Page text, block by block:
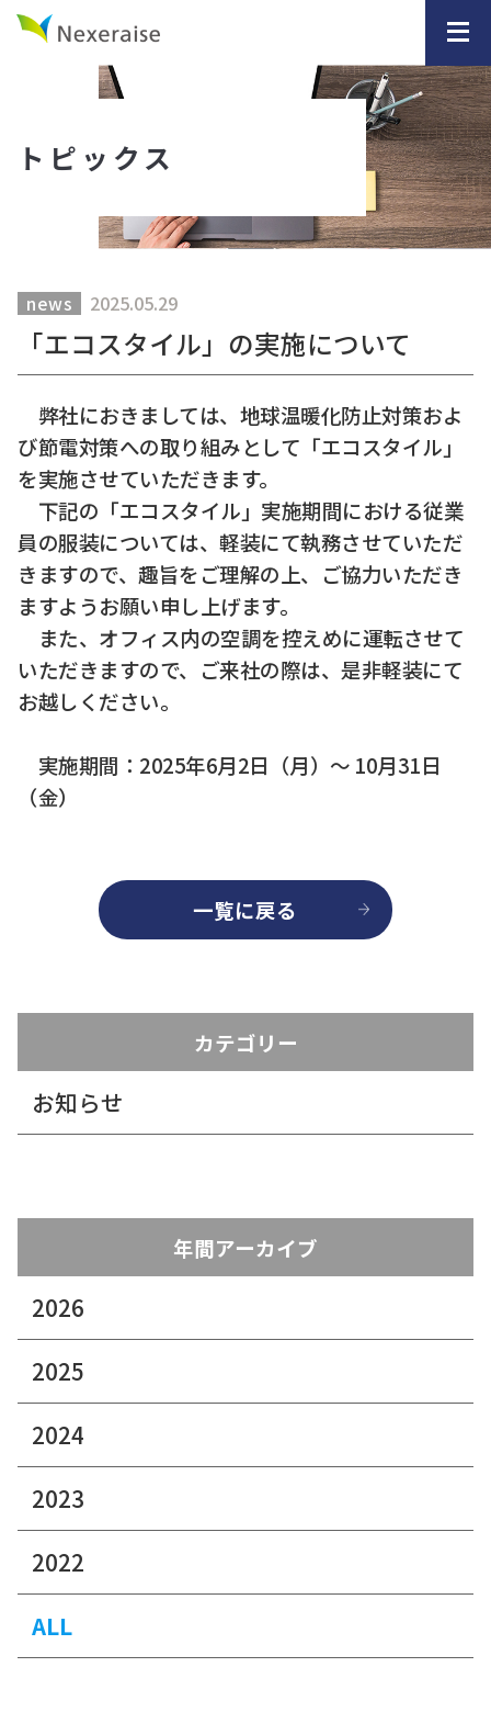
トピックス
news 2025.05.29
「エコスタイル」の実施について
弊社におきましては、地球温暖化防止対策およ
び節電対策への取り組みとして「エコスタイル」
を実施させていただきます。
下記の「エコスタイル」実施期間における従業
員の服装については、軽装にて執務させていただ
きますので、趣旨をご理解の上、ご協力いただき
ますようお願い申し上げます。
また、オフィス内の空調を控えめに運転させて
いただきますので、ご来社の際は、是非軽装にて
お越しください。
実施期間：2025年6月2日（月）～ 10月31日
（金）
一覧に戻る
カテゴリー
お知らせ
年間アーカイブ
2026
2025
2024
2023
2022
ALL